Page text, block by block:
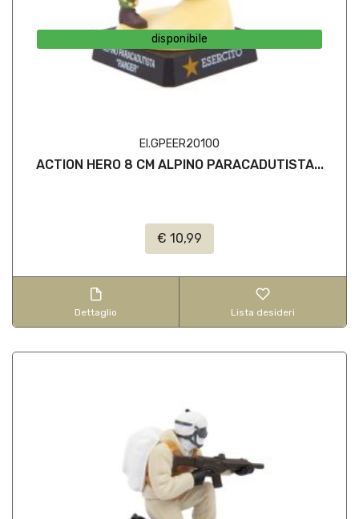
disponibile
EI.GPEER20100
ACTION HERO 8 CM ALPINO PARACADUTISTA...
€ 10,99
Dettaglio Lista desideri